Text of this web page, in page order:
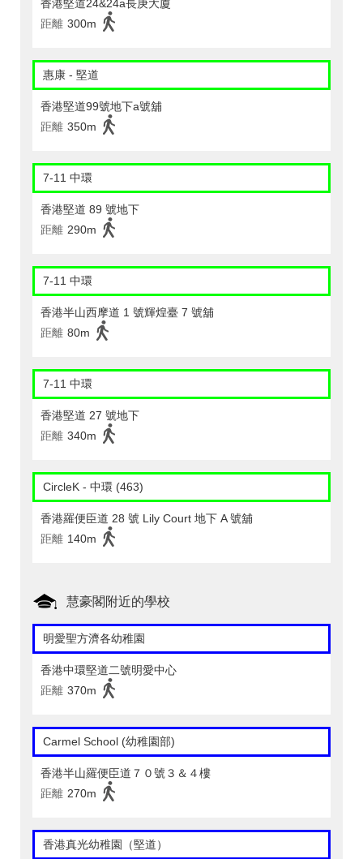
香港堅道24&24a長庚大廈
距離 300m
惠康 - 堅道
香港堅道99號地下a號舖
距離 350m
7-11 中環
香港堅道 89 號地下
距離 290m
7-11 中環
香港半山西摩道 1 號輝煌臺 7 號舖
距離 80m
7-11 中環
香港堅道 27 號地下
距離 340m
CircleK - 中環 (463)
香港羅便臣道 28 號 Lily Court 地下 A 號舖
距離 140m
慧豪閣附近的學校
明愛聖方濟各幼稚園
香港中環堅道二號明愛中心
距離 370m
Carmel School (幼稚園部)
香港半山羅便臣道７０號３＆４樓
距離 270m
香港真光幼稚園（堅道）